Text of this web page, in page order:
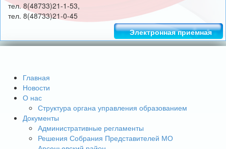
тел. 8(48733)21-1-53,
тел. 8(48733)21-0-45
Электронная приемная
Главная
Новости
О нас
Структура органа управления образованием
Документы
Административные регламенты
Решения Собрания Представителей МО